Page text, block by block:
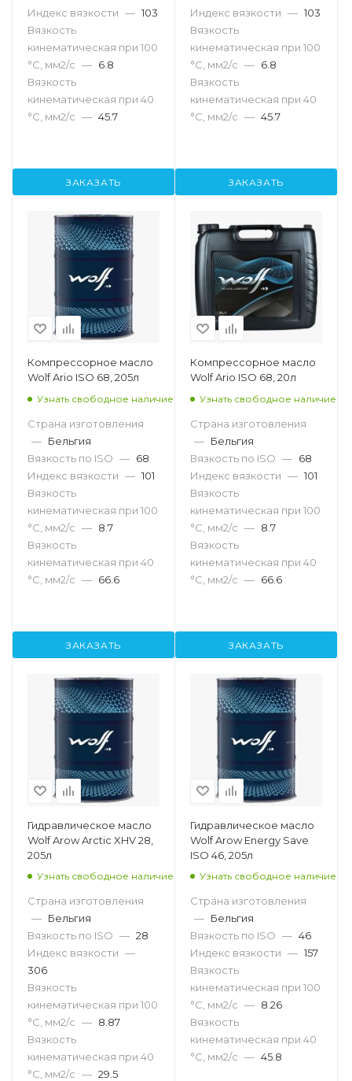
Индекс вязкости — 103
Вязкость
кинематическая при 100
°С, мм2/с — 6.8
Вязкость
кинематическая при 40
°С, мм2/с — 45.7
ЗАКАЗАТЬ
Индекс вязкости — 103
Вязкость
кинематическая при 100
°С, мм2/с — 6.8
Вязкость
кинематическая при 40
°С, мм2/с — 45.7
ЗАКАЗАТЬ
Компрессорное масло
Wolf Ario ISO 68, 205л
Узнать свободное наличие
Страна изготовления
— Бельгия
Вязкость по ISO — 68
Индекс вязкости — 101
Вязкость
кинематическая при 100
°С, мм2/с — 8.7
Вязкость
кинематическая при 40
°С, мм2/с — 66.6
ЗАКАЗАТЬ
Компрессорное масло
Wolf Ario ISO 68, 20л
Узнать свободное наличие
Страна изготовления
— Бельгия
Вязкость по ISO — 68
Индекс вязкости — 101
Вязкость
кинематическая при 100
°С, мм2/с — 8.7
Вязкость
кинематическая при 40
°С, мм2/с — 66.6
ЗАКАЗАТЬ
Гидравлическое масло
Wolf Arow Arctic XHV 28,
205л
Узнать свободное наличие
Страна изготовления
— Бельгия
Вязкость по ISO — 28
Индекс вязкости —
306
Вязкость
кинематическая при 100
°С, мм2/с — 8.87
Вязкость
кинематическая при 40
°С, мм2/с — 29.5
Гидравлическое масло
Wolf Arow Energy Save
ISO 46, 205л
Узнать свободное наличие
Страна изготовления
— Бельгия
Вязкость по ISO — 46
Индекс вязкости — 157
Вязкость
кинематическая при 100
°С, мм2/с — 8.26
Вязкость
кинематическая при 40
°С, мм2/с — 45.8